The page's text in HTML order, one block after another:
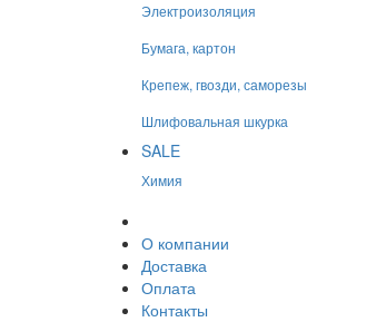
Электроизоляция
Бумага, картон
Крепеж, гвозди, саморезы
Шлифовальная шкурка
SALE
Химия
О компании
Доставка
Оплата
Контакты